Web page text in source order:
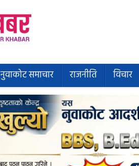
नुवाकोट समाचार राजनीति विचार